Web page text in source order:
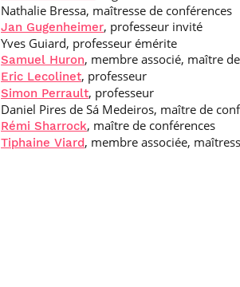
Nathalie Bressa, maîtresse de conférences
Jan Gugenheimer, professeur invité
Yves Guiard, professeur émérite
Samuel Huron, membre associé, maître
Eric Lecolinet, professeur
Simon Perrault, professeur
Daniel Pires de Sá Medeiros, maître de
Rémi Sharrock, maître de conférences
Tiphaine Viard, membre associée,